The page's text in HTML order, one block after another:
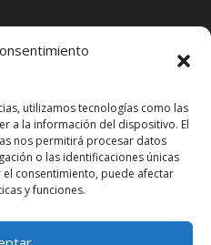
utilizamos tecnologías como las
a la información del dispositivo. El
nos permitirá procesar datos
o las identificaciones únicas
consentimiento, puede afectar
y funciones.